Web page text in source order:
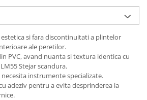
si trasat
estetica si fara discontinuitati a plintelor
ale peretilor.
PVC, avand nuanta si textura identica cu
Stejar scandura.
instrumente specializate.
adeziv pentru a evita desprinderea la